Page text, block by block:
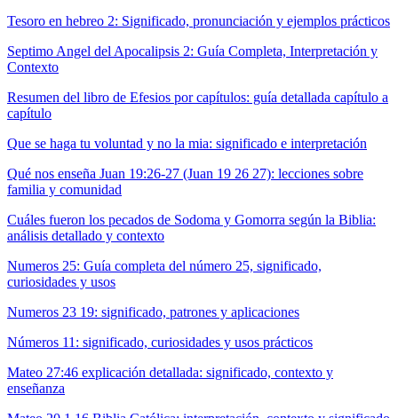
Tesoro en hebreo 2: Significado, pronunciación y ejemplos prácticos
Septimo Angel del Apocalipsis 2: Guía Completa, Interpretación y
Contexto
Resumen del libro de Efesios por capítulos: guía detallada capítulo a
capítulo
Que se haga tu voluntad y no la mia: significado e interpretación
Qué nos enseña Juan 19:26-27 (Juan 19 26 27): lecciones sobre
familia y comunidad
Cuáles fueron los pecados de Sodoma y Gomorra según la Biblia:
análisis detallado y contexto
Numeros 25: Guía completa del número 25, significado,
curiosidades y usos
Numeros 23 19: significado, patrones y aplicaciones
Números 11: significado, curiosidades y usos prácticos
Mateo 27:46 explicación detallada: significado, contexto y
enseñanza